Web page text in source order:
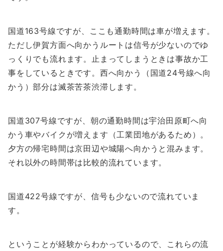
国道163号線ですが、ここも通勤時間は車が増えます。
ただし伊賀方面へ向かうルートは信号が少ないのでゆ
っくりでも流れます。止まってしまうときは事故か工
事をしているときです。西へ向かう（国道24号線へ向
かう）部分は滅茶苦茶渋滞します。
国道307号線ですが、朝の通勤時間は宇治田原町へ向
かう車やバイクが増えます（工業団地があるため）。
夕方の帰宅時間は京田辺や城陽へ向かうと混みます。
それ以外の時間帯は比較的流れています。
国道422号線ですが、信号も少ないので流れていま
す。
ということが経験からわかっているので、これらの流